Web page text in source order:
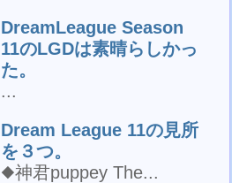
DreamLeague Season
11のLGDは素晴らしかっ
た。
...
Dream League 11の見所
を３つ。
◆神君puppey The...